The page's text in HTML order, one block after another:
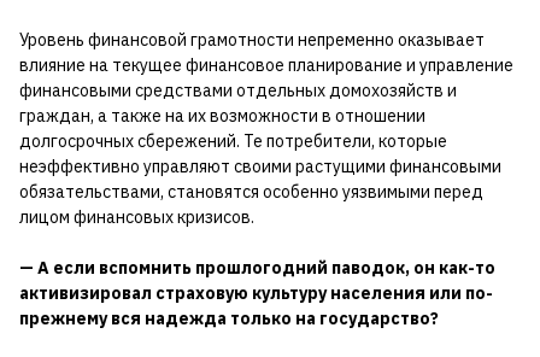
Уровень финансовой грамотности непременно оказывает
влияние на текущее финансовое планирование и управление
финансовыми средствами отдельных домохозяйств и
граждан, а также на их возможности в отношении
долгосрочных сбережений. Те потребители, которые
неэффективно управляют своими растущими финансовыми
обязательствами, становятся особенно уязвимыми перед
лицом финансовых кризисов.
— А если вспомнить прошлогодний паводок, он как-то
активизировал страховую культуру населения или по-
прежнему вся надежда только на государство?